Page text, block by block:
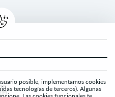
posible, implementamos cookies
tecnologías de terceros). Algunas